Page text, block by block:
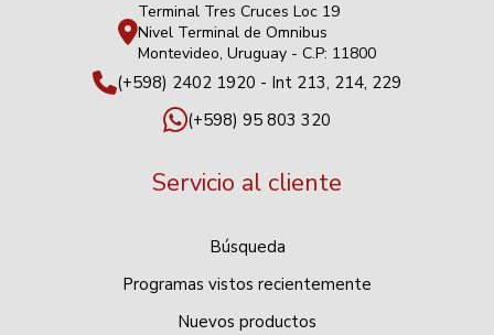
Terminal Tres Cruces Loc 19
Nivel Terminal de Omnibus
Montevideo, Uruguay - C.P: 11800
(+598) 2402 1920 - Int 213, 214, 229
(+598) 95 803 320
Servicio al cliente
Búsqueda
Programas vistos recientemente
Nuevos productos